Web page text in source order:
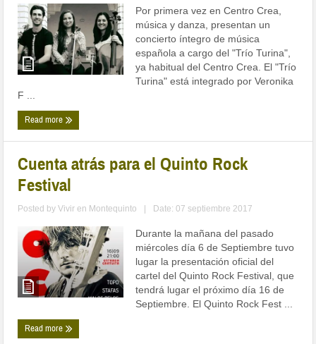
Por primera vez en Centro Crea,
música y danza, presentan un
concierto íntegro de música
española a cargo del "Trío Turina",
ya habitual del Centro Crea. El "Trío
Turina" está integrado por Veronika
F ...
Read more
Cuenta atrás para el Quinto Rock
Festival
Posted byVivir en Montequinto Date: 07 septiembre 2017
Durante la mañana del pasado
miércoles día 6 de Septiembre tuvo
lugar la presentación oficial del
cartel del Quinto Rock Festival, que
tendrá lugar el próximo día 16 de
Septiembre. El Quinto Rock Fest ...
Read more